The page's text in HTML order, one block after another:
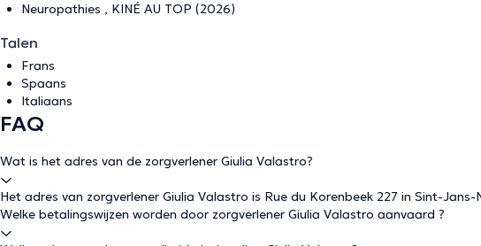
Neuropathies , KINÉ AU TOP (2026)
Talen
Frans
Spaans
Italiaans
FAQ
Wat is het adres van de zorgverlener Giulia Valastro?
Het adres van zorgverlener Giulia Valastro is Rue du Korenbeek 227 in Sint-Jans-
Welke betalingswijzen worden door zorgverlener Giulia Valastro aanvaard ?